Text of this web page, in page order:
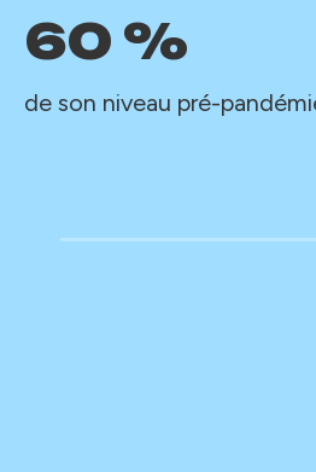
60 %
de son niveau pré-